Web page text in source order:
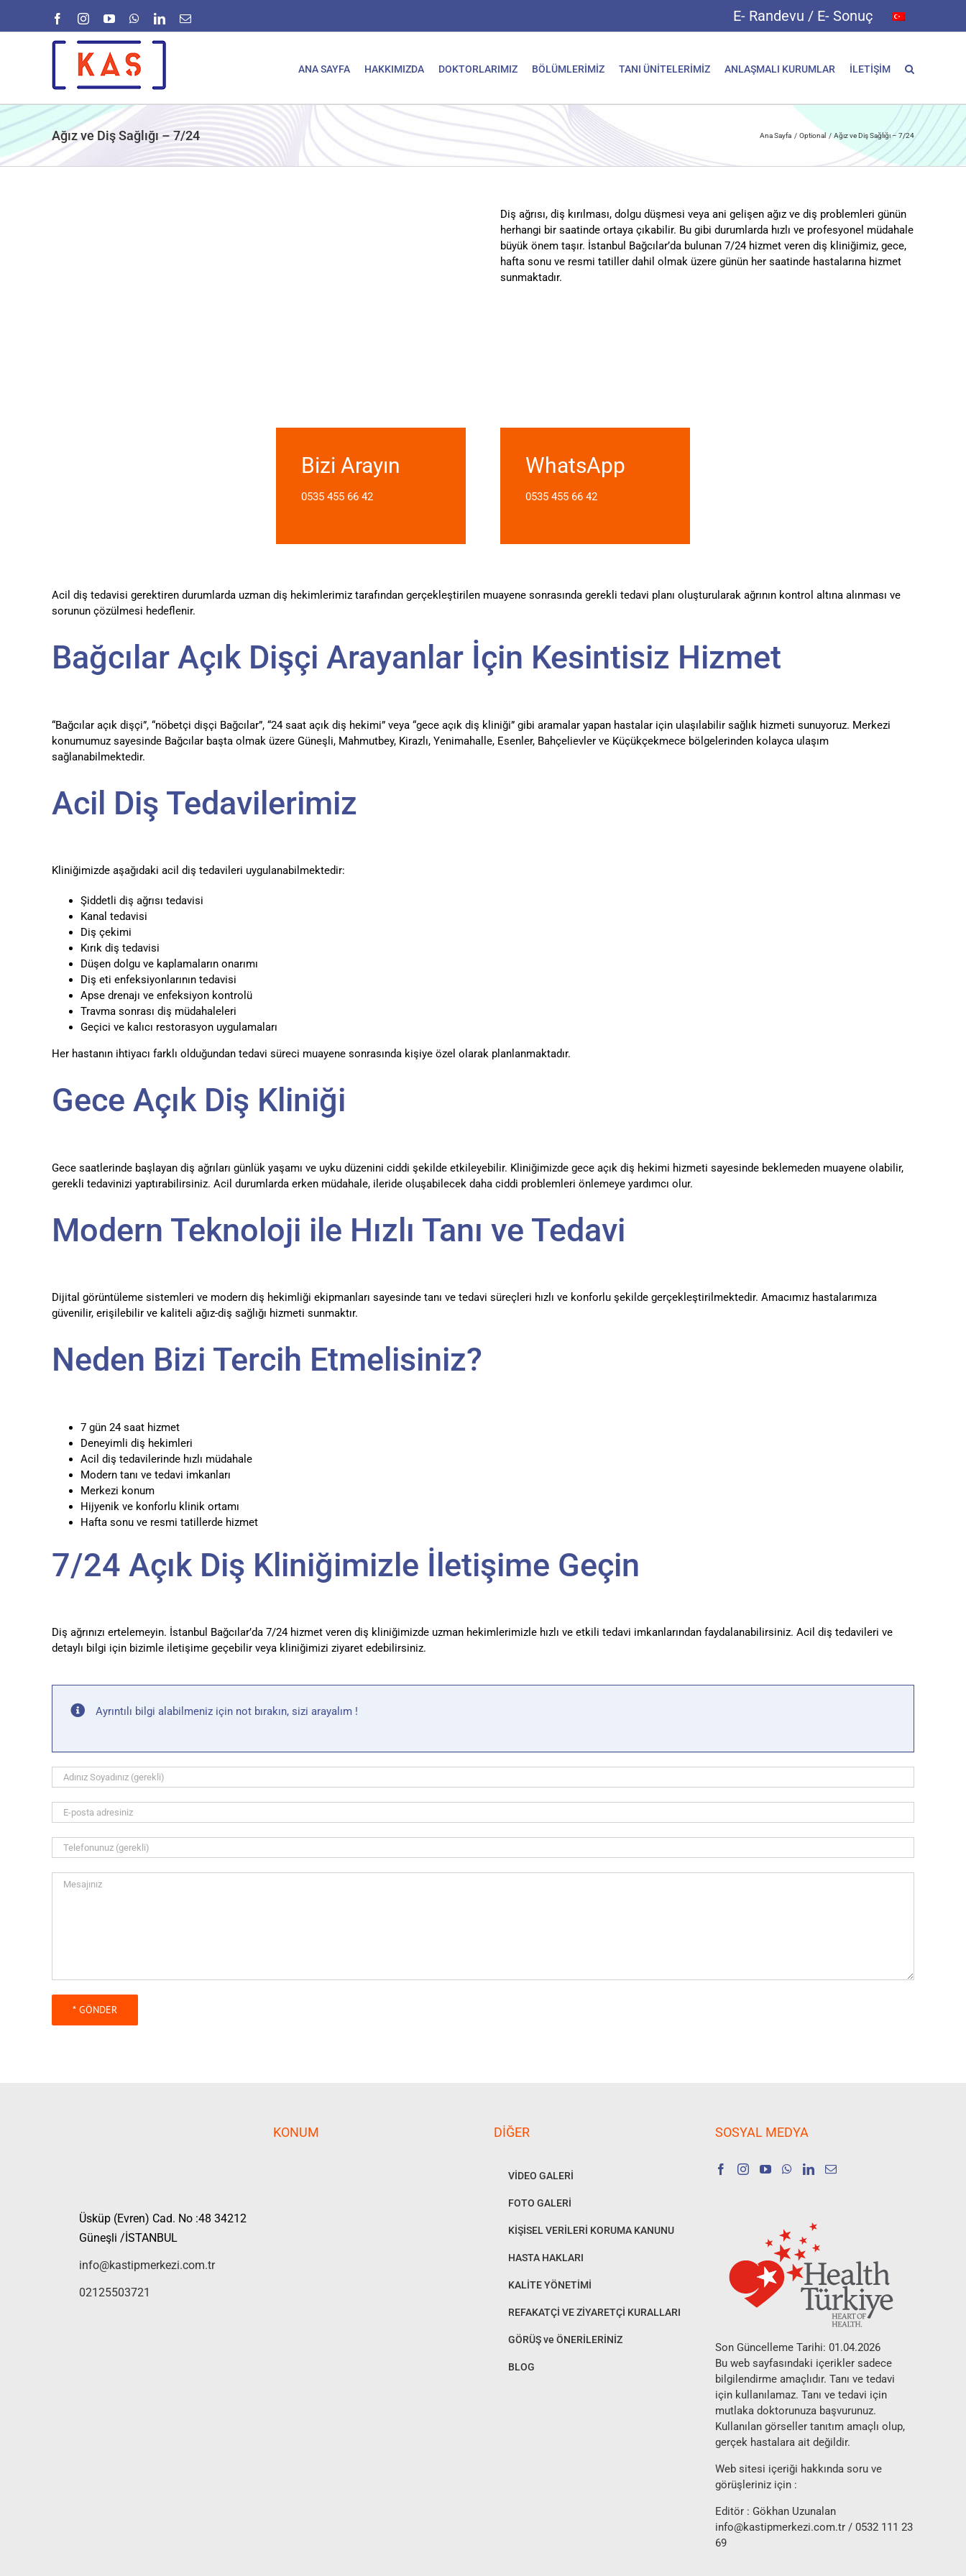
FacebookInstagramYouTubeWhatsApp
LinkedIn
E-
posta
E- Randevu / E- Sonuç
ANA SAYFA HAKKIMIZDA DOKTORLARIMIZ BÖLÜMLERİMİZ TANI ÜNİTELERİMİZ ANLAŞMALI KURUMLAR İLETİŞİM
Ağız ve Diş Sağlığı – 7/24 Ana Sayfa Optional Ağız ve Diş Sağlığı – 7/24
Diş ağrısı, diş kırılması, dolgu düşmesi veya ani gelişen ağız ve diş problemleri günün
herhangi bir saatinde ortaya çıkabilir. Bu gibi durumlarda hızlı ve profesyonel müdahale
büyük önem taşır. İstanbul Bağcılar’da bulunan 7/24 hizmet veren diş kliniğimiz, gece,
hafta sonu ve resmi tatiller dahil olmak üzere günün her saatinde hastalarına hizmet
sunmaktadır.
Bizi Arayın
0535 455 66 42
WhatsApp
0535 455 66 42
Acil diş tedavisi gerektiren durumlarda uzman diş hekimlerimiz tarafından gerçekleştirilen muayene sonrasında gerekli tedavi planı oluşturularak ağrının kontrol altına alınması ve
sorunun çözülmesi hedeflenir.
Bağcılar Açık Dişçi Arayanlar İçin Kesintisiz Hizmet
“Bağcılar açık dişçi”, “nöbetçi dişçi Bağcılar”, “24 saat açık diş hekimi” veya “gece açık diş kliniği” gibi aramalar yapan hastalar için ulaşılabilir sağlık hizmeti sunuyoruz. Merkezi
konumumuz sayesinde Bağcılar başta olmak üzere Güneşli, Mahmutbey, Kirazlı, Yenimahalle, Esenler, Bahçelievler ve Küçükçekmece bölgelerinden kolayca ulaşım
sağlanabilmektedir.
Acil Diş Tedavilerimiz
Kliniğimizde aşağıdaki acil diş tedavileri uygulanabilmektedir:
Şiddetli diş ağrısı tedavisi
Kanal tedavisi
Diş çekimi
Kırık diş tedavisi
Düşen dolgu ve kaplamaların onarımı
Diş eti enfeksiyonlarının tedavisi
Apse drenajı ve enfeksiyon kontrolü
Travma sonrası diş müdahaleleri
Geçici ve kalıcı restorasyon uygulamaları
Her hastanın ihtiyacı farklı olduğundan tedavi süreci muayene sonrasında kişiye özel olarak planlanmaktadır.
Gece Açık Diş Kliniği
Gece saatlerinde başlayan diş ağrıları günlük yaşamı ve uyku düzenini ciddi şekilde etkileyebilir. Kliniğimizde gece açık diş hekimi hizmeti sayesinde beklemeden muayene olabilir,
gerekli tedavinizi yaptırabilirsiniz. Acil durumlarda erken müdahale, ileride oluşabilecek daha ciddi problemleri önlemeye yardımcı olur.
Modern Teknoloji ile Hızlı Tanı ve Tedavi
Dijital görüntüleme sistemleri ve modern diş hekimliği ekipmanları sayesinde tanı ve tedavi süreçleri hızlı ve konforlu şekilde gerçekleştirilmektedir. Amacımız hastalarımıza
güvenilir, erişilebilir ve kaliteli ağız-diş sağlığı hizmeti sunmaktır.
Neden Bizi Tercih Etmelisiniz?
7 gün 24 saat hizmet
Deneyimli diş hekimleri
Acil diş tedavilerinde hızlı müdahale
Modern tanı ve tedavi imkanları
Merkezi konum
Hijyenik ve konforlu klinik ortamı
Hafta sonu ve resmi tatillerde hizmet
7/24 Açık Diş Kliniğimizle İletişime Geçin
Diş ağrınızı ertelemeyin. İstanbul Bağcılar’da 7/24 hizmet veren diş kliniğimizde uzman hekimlerimizle hızlı ve etkili tedavi imkanlarından faydalanabilirsiniz. Acil diş tedavileri ve
detaylı bilgi için bizimle iletişime geçebilir veya kliniğimizi ziyaret edebilirsiniz.
Ayrıntılı bilgi alabilmeniz için not bırakın, sizi arayalım !
Üsküp (Evren) Cad. No :48 34212
Güneşli /İSTANBUL
info@kastipmerkezi.com.tr
02125503721
KONUM DIĞER
VİDEO GALERİ
FOTO GALERİ
KİŞİSEL VERİLERİ KORUMA KANUNU
HASTA HAKLARI
KALİTE YÖNETİMİ
REFAKATÇİ VE ZİYARETÇİ KURALLARI
GÖRÜŞ ve ÖNERİLERİNİZ
BLOG
SOSYAL MEDYA
Son Güncelleme Tarihi: 01.04.2026
Bu web sayfasındaki içerikler sadece
bilgilendirme amaçlıdır. Tanı ve tedavi
için kullanılamaz. Tanı ve tedavi için
mutlaka doktorunuza başvurunuz.
Kullanılan görseller tanıtım amaçlı olup,
gerçek hastalara ait değildir.
Web sitesi içeriği hakkında soru ve
görüşleriniz için :
Editör : Gökhan Uzunalan
info@kastipmerkezi.com.tr/ 0532 111 23
69